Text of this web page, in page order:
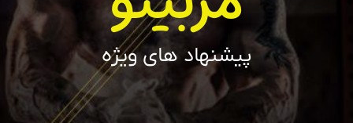
پیشنهاد های ویژه